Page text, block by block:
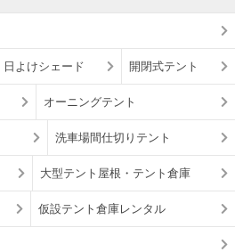
日よけシェード 開閉式テント
オーニングテント
洗車場間仕切りテント
大型テント屋根・テント倉庫
仮設テント倉庫レンタル